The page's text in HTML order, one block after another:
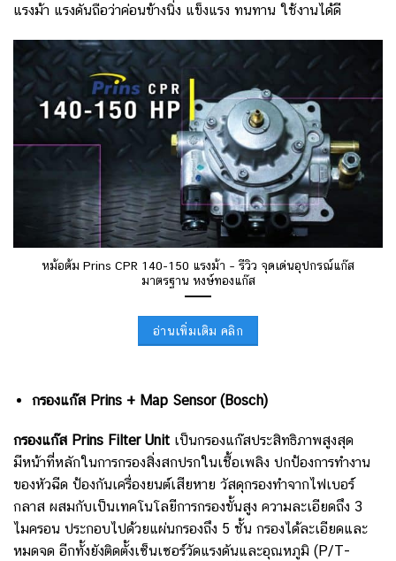
แรงม้า แรงดันถือว่าค่อนข้างนิ่ง แข็งแรง ทนทาน ใช้งานได้ดี
หม้อต้ม Prins CPR 140-150 แรงม้า – รีวิว จุดเด่นอุปกรณ์แก๊ส
มาตรฐาน หงษ์ทองแก๊ส
อ่านเพิ่มเติม คลิก
กรองแก๊ส Prins + Map Sensor (ฺBosch)
กรองแก๊ส Prins Filter Unit เป็นกรองแก๊สประสิทธิภาพสูงสุด
มีหน้าที่หลักในการกรองสิ่งสกปรกในเชื้อเพลิง ปกป้องการทำงาน
ของหัวฉีด ป้องกันเครื่องยนต์เสียหาย วัสดุกรองทำจากไฟเบอร์
กลาส ผสมกับเป็นเทคโนโลยีการกรองขั้นสูง ความละเอียดถึง 3
ไมครอน ประกอบไปด้วยแผ่นกรองถึง 5 ชั้น กรองได้ละเอียดและ
หมดจด อีกทั้งยังติดตั้งเซ็นเซอร์วัดแรงดันและอุณหภูมิ (P/T-